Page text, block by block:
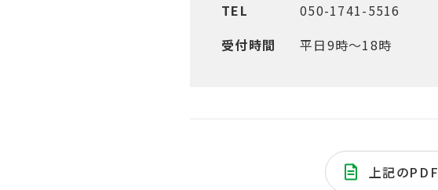
TEL
050-1741-5516
受付時間
平日9時～18時
上記の